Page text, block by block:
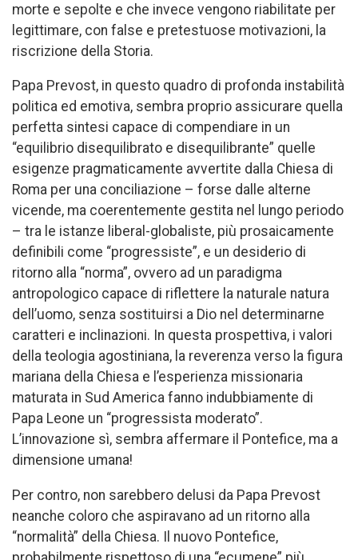
morte e sepolte e che invece vengono riabilitate per
legittimare, con false e pretestuose motivazioni, la
riscrizione della Storia.
Papa Prevost, in questo quadro di profonda instabilità
politica ed emotiva, sembra proprio assicurare quella
perfetta sintesi capace di compendiare in un
“equilibrio disequilibrato e disequilibrante” quelle
esigenze pragmaticamente avvertite dalla Chiesa di
Roma per una conciliazione – forse dalle alterne
vicende, ma coerentemente gestita nel lungo periodo
– tra le istanze liberal-globaliste, più prosaicamente
definibili come “progressiste”, e un desiderio di
ritorno alla “norma”, ovvero ad un paradigma
antropologico capace di riflettere la naturale natura
dell’uomo, senza sostituirsi a Dio nel determinarne
caratteri e inclinazioni. In questa prospettiva, i valori
della teologia agostiniana, la reverenza verso la figura
mariana della Chiesa e l’esperienza missionaria
maturata in Sud America fanno indubbiamente di
Papa Leone un “progressista moderato”.
L’innovazione sì, sembra affermare il Pontefice, ma a
dimensione umana!
Per contro, non sarebbero delusi da Papa Prevost
neanche coloro che aspiravano ad un ritorno alla
“normalità” della Chiesa. Il nuovo Pontefice,